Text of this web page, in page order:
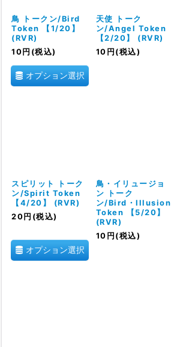
絞り込む
鳥 トークン/Bird
Token 【1/20】
(RVR)
10 円 (税込)
オプション選択
天使 トーク
ン/Angel Token
【2/20】 (RVR)
10 円 (税込)
スピリット トーク
ン/Spirit Token
【4/20】 (RVR)
20 円 (税込)
オプション選択
鳥・イリュージョ
ン トーク
ン/Bird・Illusion
Token 【5/20】
(RVR)
10 円 (税込)